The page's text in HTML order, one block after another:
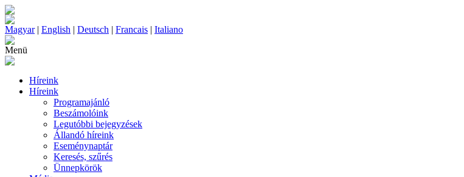
Magyar| English | Deutsch | Francais | Italiano
Menü
Híreink
Híreink
Programajánló
Beszámolóink
Legutóbbi bejegyzések
Állandó híreink
Eseménynaptár
Keresés, szűrés
Ünnepkörök